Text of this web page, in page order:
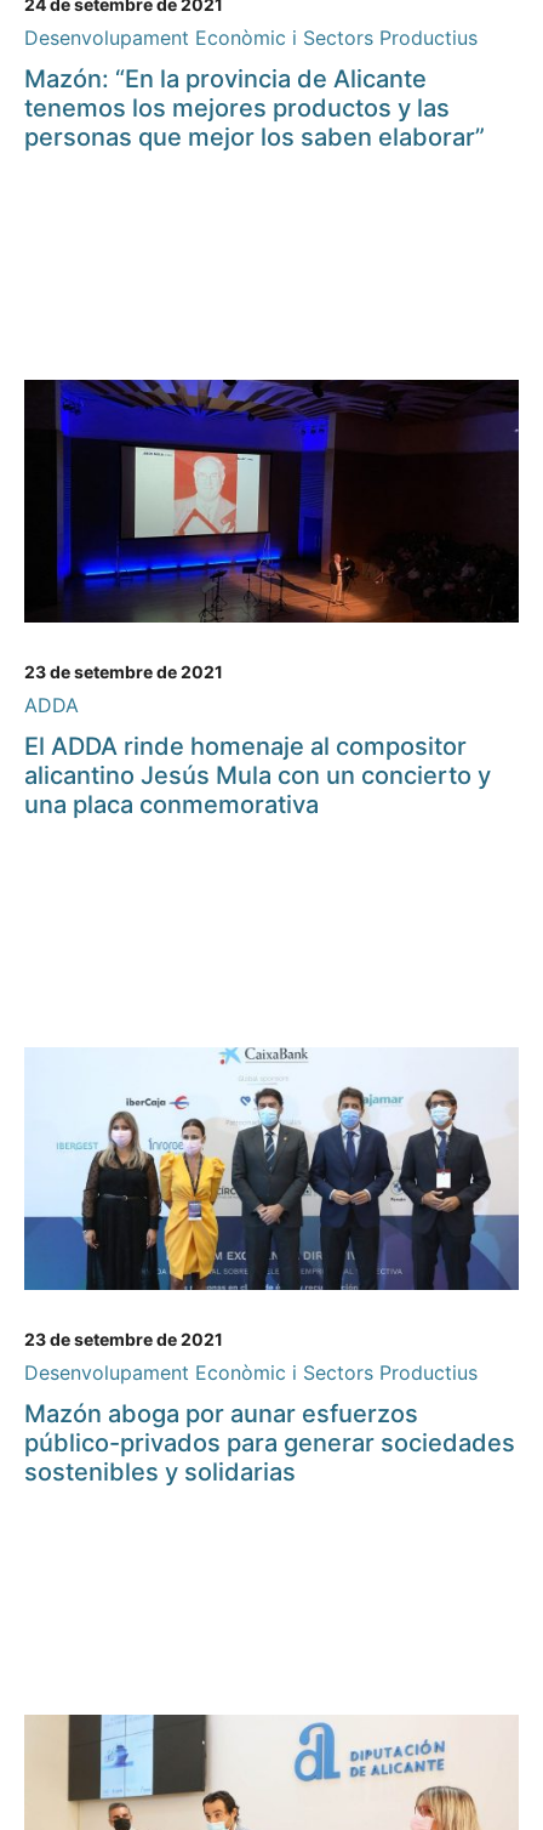
24 de setembre de 2021
Desenvolupament Econòmic i Sectors Productius
Mazón: “En la provincia de Alicante
tenemos los mejores productos y las
personas que mejor los saben elaborar”
23 de setembre de 2021
ADDA
El ADDA rinde homenaje al compositor
alicantino Jesús Mula con un concierto y
una placa conmemorativa
23 de setembre de 2021
Desenvolupament Econòmic i Sectors Productius
Mazón aboga por aunar esfuerzos
público-privados para generar sociedades
sostenibles y solidarias